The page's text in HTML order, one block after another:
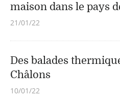
maison dans le pays
21/01/22
Des balades
Châlons
10/01/22